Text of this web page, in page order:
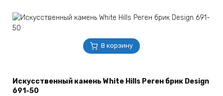
В корзину
Искусственный камень White Hills Реген брик Design
691-50